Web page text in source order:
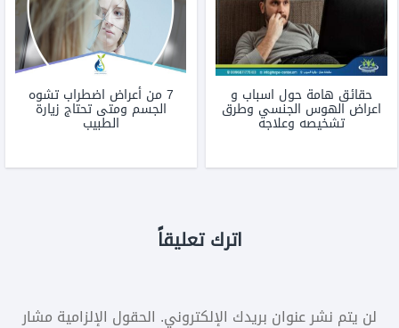
حقائق هامة حول اسباب و
اعراض الهوس الجنسي وطرق
تشخيصه وعلاجه
7 من أعراض اضطراب تشوه
الجسم ومتى تحتاج زيارة
الطبيب
اترك تعليقاً
لن يتم نشر عنوان بريدك الإلكتروني. الحقول الإلزامية مشار